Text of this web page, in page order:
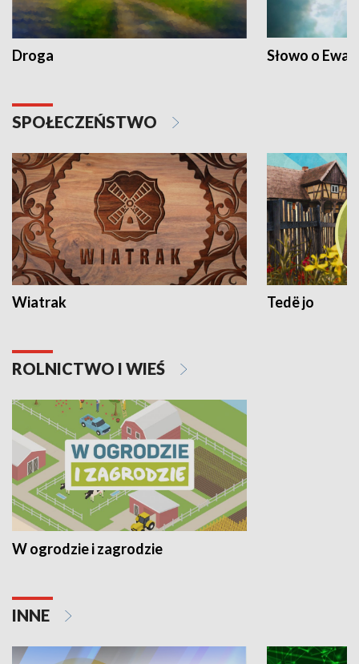
Droga Słowo o
SPOŁECZEŃSTWO
Wiatrak Tedë jo
ROLNICTWO I WIEŚ
W ogrodzie i zagrodzie
INNE